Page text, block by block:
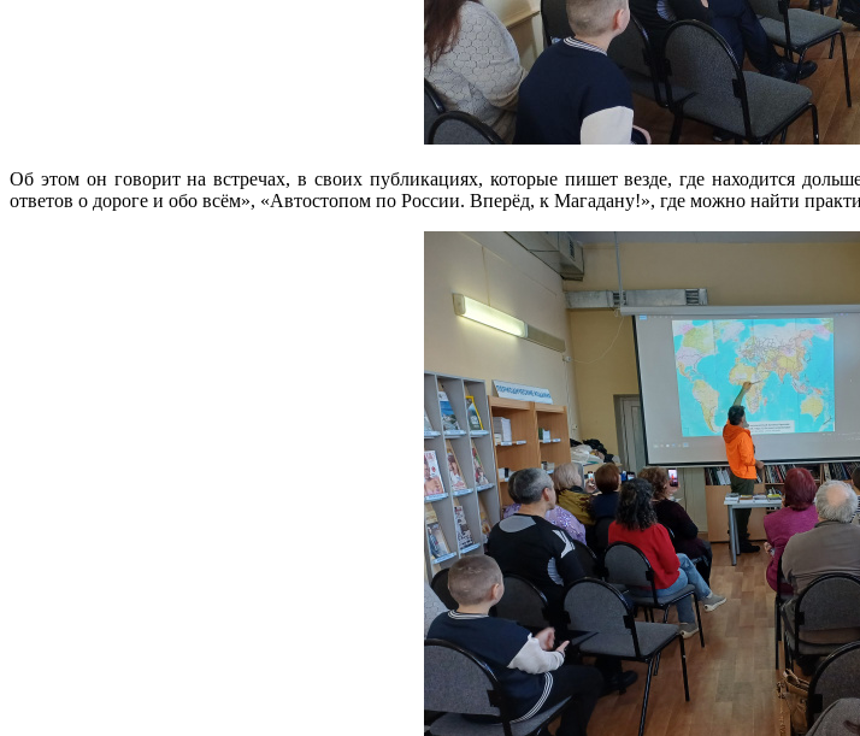
Об этом он говорит на встречах, в своих публикациях, которые пишет везде, где находится
ответов о дороге и обо всём», «Автостопом по России. Вперёд, к Магадану!», где можно найти